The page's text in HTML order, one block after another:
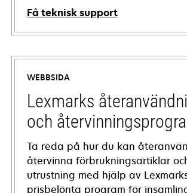
Få teknisk support
opens
in
new
tab
WEBBSIDA
Lexmarks
och
Ta reda på hur du kan
återvinna förbrukningsartiklar
utrustning med hjälp av
prisbelönta program för